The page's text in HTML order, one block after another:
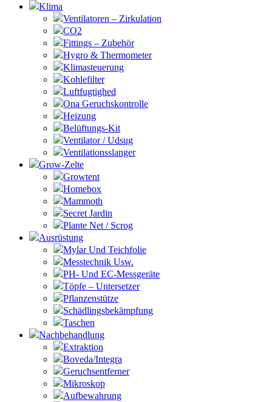
Klima
Ventilatoren – Zirkulation
CO2
Fittings – Zubehör
Hygro & Thermometer
Klimasteuerung
Kohlefilter
Luftfugtighed
Ona Geruchskontrolle
Heizung
Belüftungs-Kit
Ventilator / Udsug
Ventilationsslanger
Grow-Zelte
Growtent
Homebox
Mammoth
Secret Jardin
Plante Net / Scrog
Ausrüstung
Mylar Und Teichfolie
Messtechnik Usw.
PH- Und EC-Messgeräte
Töpfe – Untersetzer
Pflanzenstütze
Schädlingsbekämpfung
Taschen
Nachbehandlung
Extraktion
Boveda/Integra
Geruchsentferner
Mikroskop
Aufbewahrung